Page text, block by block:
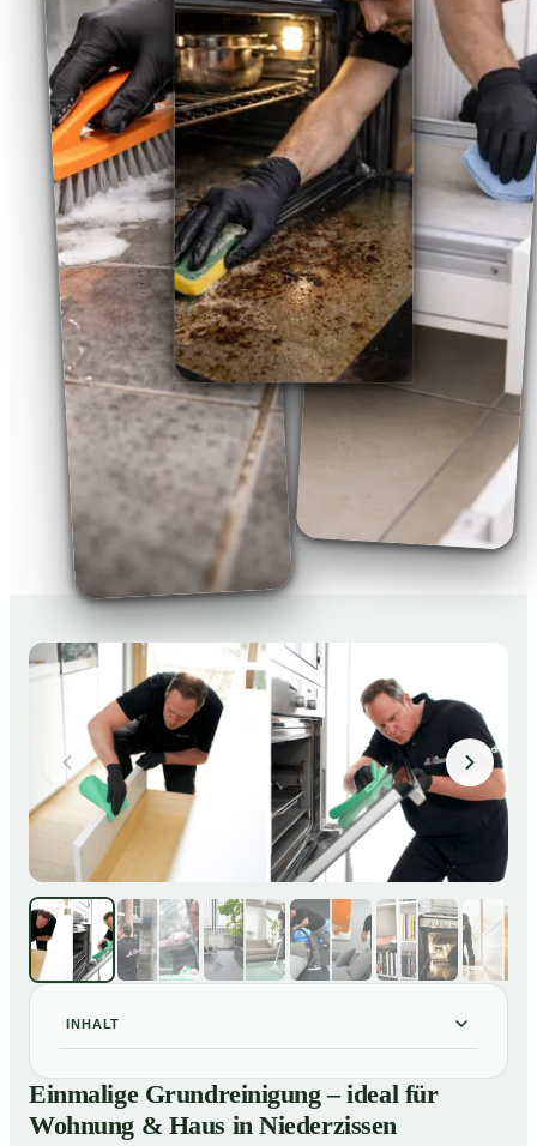
INHALT
Einmalige Grundreinigung – ideal für Wohnung & Haus
in Niederzissen
Einmalige Grundreinigung – ideal für
Wohnung & Haus in Niederzissen